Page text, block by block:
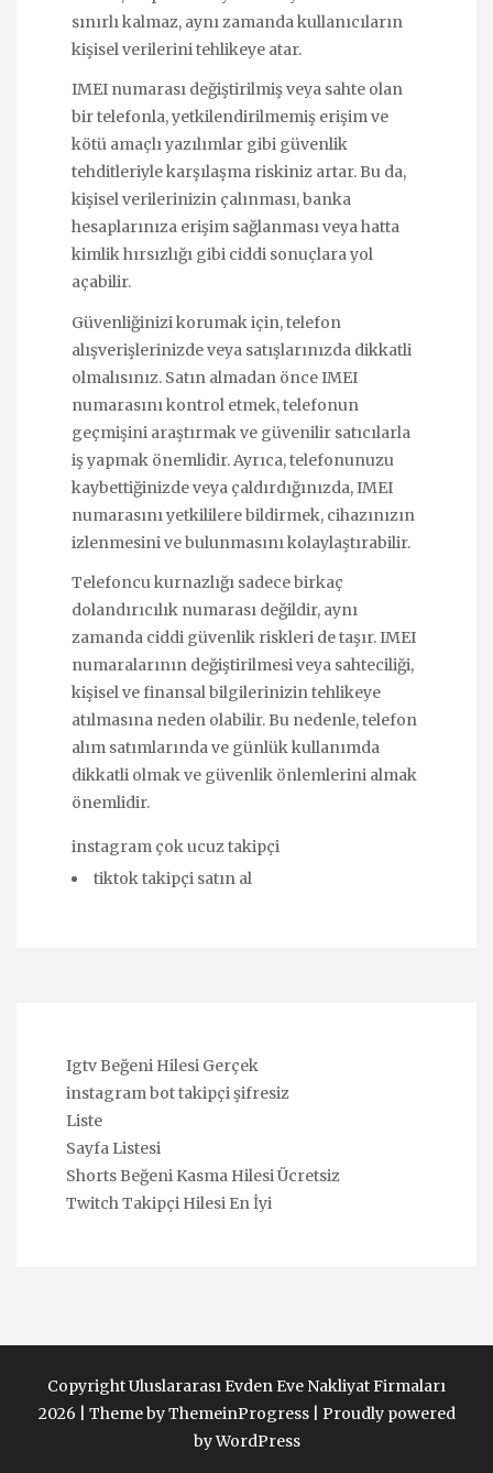
sınırlı kalmaz, aynı zamanda kullanıcıların
kişisel verilerini tehlikeye atar.
IMEI numarası değiştirilmiş veya sahte olan
bir telefonla, yetkilendirilmemiş erişim ve
kötü amaçlı yazılımlar gibi güvenlik
tehditleriyle karşılaşma riskiniz artar. Bu da,
kişisel verilerinizin çalınması, banka
hesaplarınıza erişim sağlanması veya hatta
kimlik hırsızlığı gibi ciddi sonuçlara yol
açabilir.
Güvenliğinizi korumak için, telefon
alışverişlerinizde veya satışlarınızda dikkatli
olmalısınız. Satın almadan önce IMEI
numarasını kontrol etmek, telefonun
geçmişini araştırmak ve güvenilir satıcılarla
iş yapmak önemlidir. Ayrıca, telefonunuzu
kaybettiğinizde veya çaldırdığınızda, IMEI
numarasını yetkililere bildirmek, cihazınızın
izlenmesini ve bulunmasını kolaylaştırabilir.
Telefoncu kurnazlığı sadece birkaç
dolandırıcılık numarası değildir, aynı
zamanda ciddi güvenlik riskleri de taşır. IMEI
numaralarının değiştirilmesi veya sahteciliği,
kişisel ve finansal bilgilerinizin tehlikeye
atılmasına neden olabilir. Bu nedenle, telefon
alım satımlarında ve günlük kullanımda
dikkatli olmak ve güvenlik önlemlerini almak
önemlidir.
instagram çok ucuz takipçi
tiktok takipçi satın al
Igtv Beğeni Hilesi Gerçek
instagram bot takipçi şifresiz
Liste
Sayfa Listesi
Shorts Beğeni Kasma Hilesi Ücretsiz
Twitch Takipçi Hilesi En İyi
Copyright Uluslararası Evden Eve Nakliyat Firmaları
2026 | Theme by ThemeinProgress| Proudly powered
by WordPress